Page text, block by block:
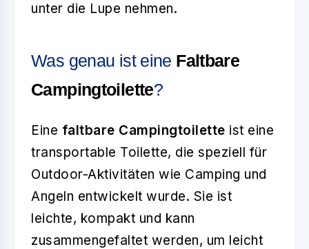
unter die Lupe nehmen.
Was genau ist eine Faltbare
Campingtoilette?
Eine faltbare Campingtoilette ist eine
transportable Toilette, die speziell für
Outdoor-Aktivitäten wie Camping und
Angeln entwickelt wurde. Sie ist
leichte, kompakt und kann
zusammengefaltet werden, um leicht